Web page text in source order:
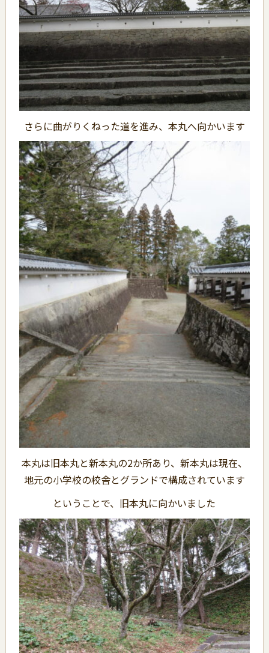
さらに曲がりくねった道を進み、本丸へ向かいます
本丸は旧本丸と新本丸の2か所あり、新本丸は現在、
地元の小学校の校舎とグランドで構成されています
ということで、旧本丸に向かいました